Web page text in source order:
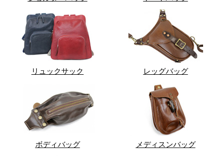
リュックサック レッグバッグ
ボディバッグ メディスンバッグ